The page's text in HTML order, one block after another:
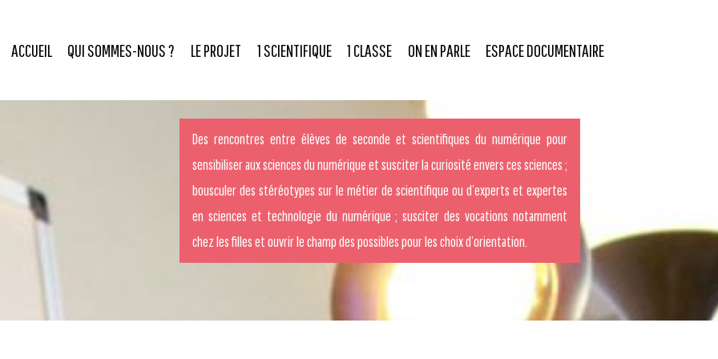
ACCUEIL QUI SOMMES-NOUS ? LE PROJET 1 SCIENTIFIQUE 1 CLASSE ON EN PARLE ESPACE DOCUMENTAIRE
Des rencontres entre élèves de seconde et scientifiques du numérique pour
sensibiliser aux sciences du numérique et susciter la curiosité envers ces sciences ;
bousculer des stéréotypes sur le métier de scientifique ou d’experts et expertes
en sciences et technologie du numérique ; susciter des vocations notamment
chez les filles et ouvrir le champ des possibles pour les choix d’orientation.